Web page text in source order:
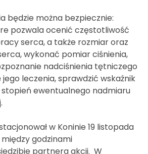
będzie można bezpiecznie:
pozwala ocenić częstotliwość
serca, a także rozmiar oraz
wykonać pomiar ciśnienia,
nadciśnienia tętniczego
leczenia, sprawdzić wskaźnik
stopień ewentualnego nadmiaru
w Koninie 19 listopada
między godzinami
partnera akcji. W